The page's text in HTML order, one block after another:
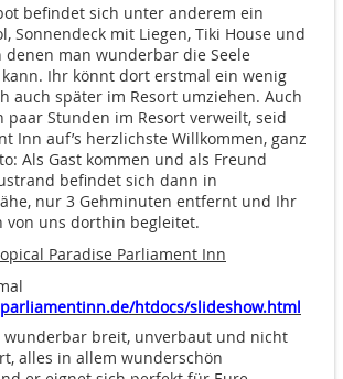
befindet sich unter anderem ein
Sonnendeck mit Liegen, Tiki House und
denen man wunderbar die Seele
Ihr könnt dort erstmal ein wenig
auch später im Resort umziehen. Auch
Stunden im Resort verweilt, seid
Inn auf’s herzlichste Willkommen, ganz
Als Gast kommen und als Freund
befindet sich dann in
nur 3 Gehminuten entfernt und Ihr
uns dorthin begleitet.
htdocs/slideshow.html
wunderbar breit, unverbaut und nicht
alles in allem wunderschön